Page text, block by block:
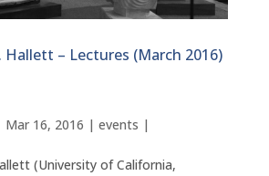
Hallett – Lectures (March 2016)
Mar 16, 2016 | events |
(University of California,